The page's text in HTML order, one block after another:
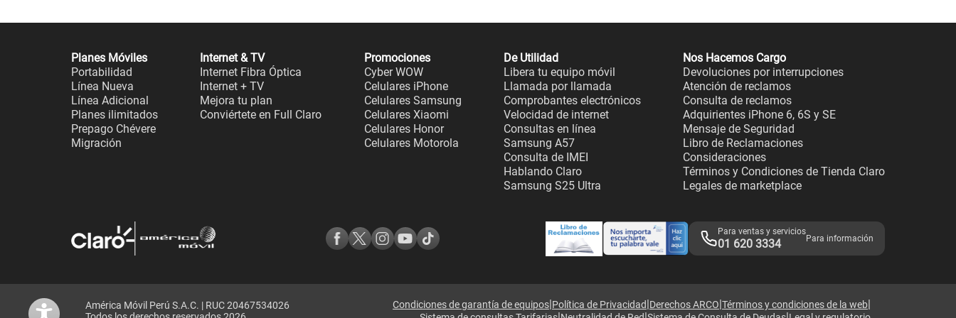
Planes Móviles
Portabilidad
Línea Nueva
Línea Adicional
Planes ilimitados
Prepago Chévere
Migración
Internet & TV
Internet Fibra Óptica
Internet + TV
Mejora tu plan
Conviértete en Full Claro
Promociones
Cyber WOW
Celulares iPhone
Celulares Samsung
Celulares Xiaomi
Celulares Honor
Celulares Motorola
De Utilidad
Libera tu equipo móvil
Llamada por llamada
Comprobantes electrónicos
Velocidad de internet
Consultas en línea
Samsung A57
Consulta de IMEI
Hablando Claro
Samsung S25 Ultra
Nos Hacemos Cargo
Devoluciones por interrupciones
Atención de reclamos
Consulta de reclamos
Adquirientes iPhone 6, 6S y SE
Mensaje de Seguridad
Libro de Reclamaciones
Consideraciones
Términos y Condiciones de Tienda Claro
Legales de marketplace
Para ventas y servicios
01 620 3334 Para información
América Móvil Perú S.A.C. | RUC 20467534026
Condiciones de garantía de equipos|Política de Privacidad|Derechos ARCO|Términos y condiciones de la web|